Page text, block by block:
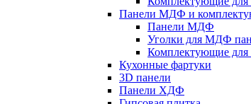
Панели МДФ и
Панели МДФ
Уголки для МДФ
Комплектующие
Кухонные фартуки
3D панели
Панели ХДФ